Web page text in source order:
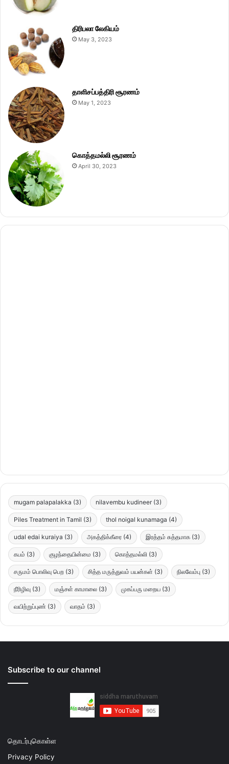
திரிபலா லேகியம்
May 3, 2023
தாளிசப்பத்திரி சூரணம்
May 1, 2023
கொத்தமல்லி சூரணம்
April 30, 2023
mugam palapalakka (3) nilavembu kudineer (3)
Piles Treatment in Tamil (3) thol noigal kunamaga (4)
udal edai kuraiya (3) அகத்திக்கீரை (4) இரத்தம் சுத்தமாக (3)
கபம் (3) குழந்தையின்மை (3) கொத்தமல்லி (3)
சருமம் பொலிவு பெற (3) சித்த மருத்துவம் பயன்கள் (3) நிலவேம்பு (3)
நீரிழிவு (3) மஞ்சள் காமாலை (3) முகப்பரு மறைய (3)
வயிற்றுப்புண் (3) வாதம் (3)
Subscribe to our channel
தொடர்புகொள்ள
Privacy Policy